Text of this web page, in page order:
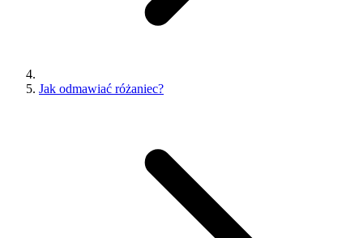
Jak odmawiać różaniec?